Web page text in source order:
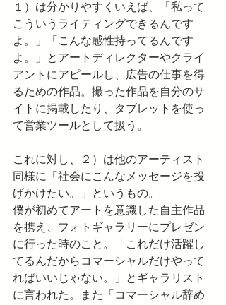
１）は分かりやすくいえば、「私って
こういうライティングできるんです
よ。」「こんな感性持ってるんです
よ。」とアートディレクターやクライ
アントにアピールし、広告の仕事を得
るための作品。撮った作品を自分のサ
イトに掲載したり、タブレットを使っ
て営業ツールとして扱う。
これに対し、２）は他のアーティスト
同様に「社会にこんなメッセージを投
げかけたい。」というもの。
僕が初めてアートを意識した自主作品
を携え、フォトギャラリーにプレゼン
に行った時のこと。「これだけ活躍し
てるんだからコマーシャルだけやって
ればいいじゃない。」とギャラリスト
に言われた。また「コマーシャル辞め